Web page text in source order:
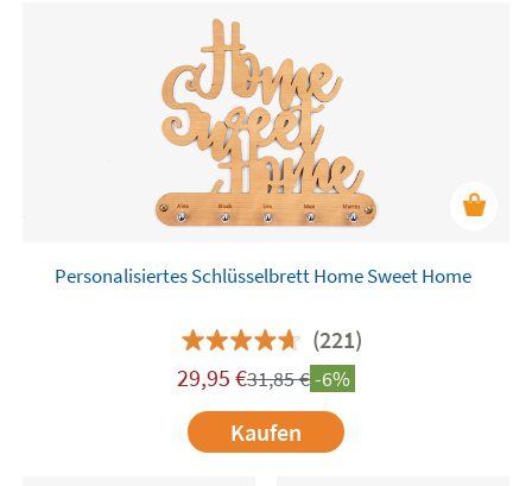
Personalisiertes Schlüsselbrett Home Sweet Home
(221)
29,95 €31,85€-6%
Kaufen